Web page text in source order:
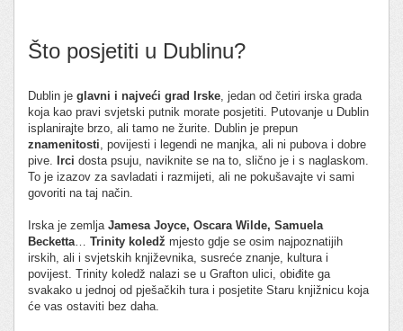
Što posjetiti u Dublinu?
Dublin je glavni i najveći grad Irske, jedan od četiri irska grada
koja kao pravi svjetski putnik morate posjetiti. Putovanje u Dublin
isplanirajte brzo, ali tamo ne žurite. Dublin je prepun
znamenitosti, povijesti i legendi ne manjka, ali ni pubova i dobre
pive. Irci dosta psuju, naviknite se na to, slično je i s naglaskom.
To je izazov za savladati i razmijeti, ali ne pokušavajte vi sami
govoriti na taj način.
Irska je zemlja Jamesa Joyce, Oscara Wilde, Samuela
Becketta… Trinity koledž mjesto gdje se osim najpoznatijih
irskih, ali i svjetskih književnika, susreće znanje, kultura i
povijest. Trinity koledž nalazi se u Grafton ulici, obiđite ga
svakako u jednoj od pješačkih tura i posjetite Staru knjižnicu koja
će vas ostaviti bez daha.